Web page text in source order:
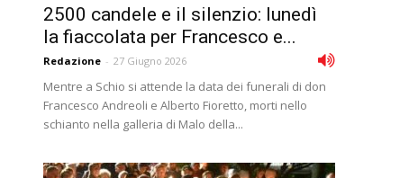
2500 candele e il silenzio: lunedì
la fiaccolata per Francesco e...
Redazione - 27 Giugno 2026
Mentre a Schio si attende la data dei funerali di don
Francesco Andreoli e Alberto Fioretto, morti nello
schianto nella galleria di Malo della...